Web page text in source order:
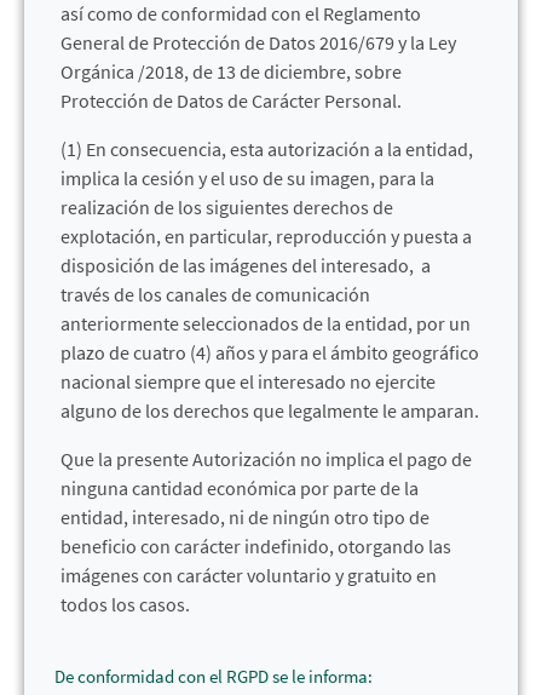
así como de conformidad con el Reglamento
General de Protección de Datos 2016/679 y la Ley
Orgánica /2018, de 13 de diciembre, sobre
Protección de Datos de Carácter Personal.
(1) En consecuencia, esta autorización a la entidad,
implica la cesión y el uso de su imagen, para la
realización de los siguientes derechos de
explotación, en particular, reproducción y puesta a
disposición de las imágenes del interesado, a
través de los canales de comunicación
anteriormente seleccionados de la entidad, por un
plazo de cuatro (4) años y para el ámbito geográfico
nacional siempre que el interesado no ejercite
alguno de los derechos que legalmente le amparan.
Que la presente Autorización no implica el pago de
ninguna cantidad económica por parte de la
entidad, interesado, ni de ningún otro tipo de
beneficio con carácter indefinido, otorgando las
imágenes con carácter voluntario y gratuito en
todos los casos.
De conformidad con el RGPD se le informa: